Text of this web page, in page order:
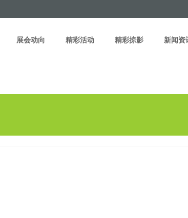
展会动向 精彩活动 精彩掠影 新闻资